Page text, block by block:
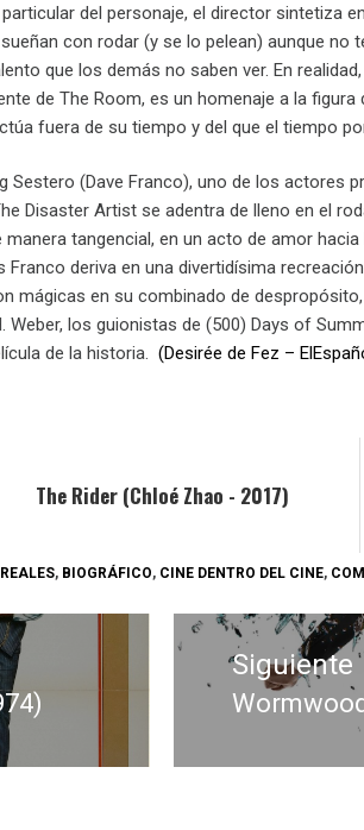
del personaje, el director sintetiza
con rodar (y se lo pelean) aunque no
que los demás no saben ver. En
de The Room, es un homenaje a la
fuera de su tiempo y del que el tiempo
(Dave Franco), uno de los actores
Disaster Artist se adentra de lleno en el
tangencial, en un acto de amor
deriva en una divertidísima
mágicas en su combinado de
los guionistas de (500) Days of
de la historia. (Desirée de Fez –
The Rider (Chloé Zhao - 2017)
, BIOGRÁFICO, CINE DENTRO DEL CINE,
Siguiente
Entrada